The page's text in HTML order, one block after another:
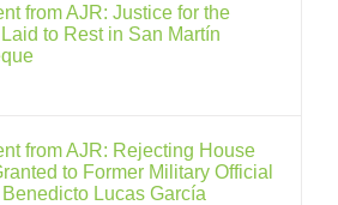
from AJR: Justice for the
to Rest in San Martín
from AJR: Rejecting House
to Former Military Official
Lucas García